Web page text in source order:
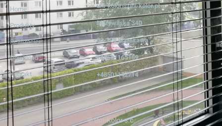
Home
Produkty
Realizacje
Download
Kontakt
uni-kolor@uni-kolor.pl
Marywilska 34D
03-228 Warszawa
+48501165159
+48501142714
© Uni-Kolor s.c.